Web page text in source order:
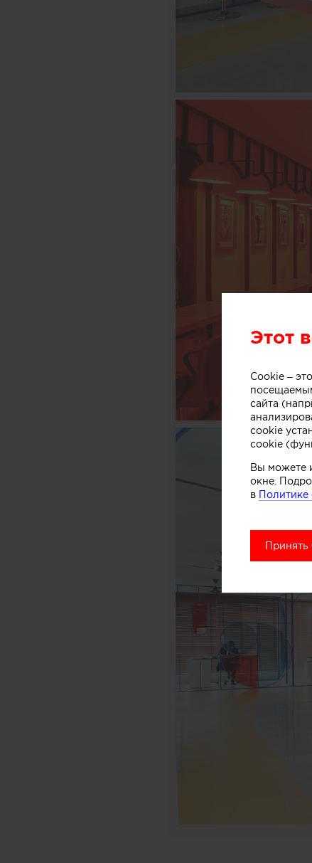
Этот
Cookie –
сайта
cookie
cookie
Вы можете
окне.
в Политике
Принять